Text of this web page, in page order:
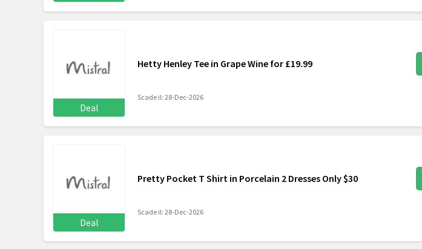
Deal
Hetty Henley Tee in Grape Wine for £19.99
Scade il: 28-Dec-2026
Deal
Pretty Pocket T Shirt in Porcelain 2 Dresses Only $30
Scade il: 28-Dec-2026